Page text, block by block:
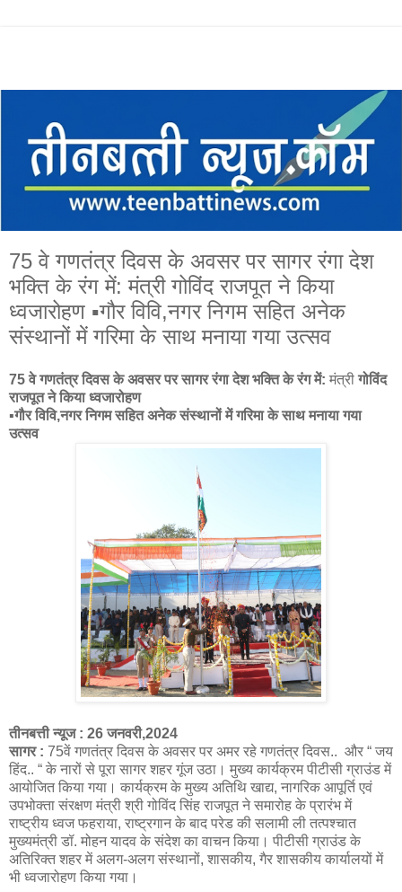
75 वे गणतंत्र दिवस के अवसर पर सागर रंगा देश
भक्ति के रंग में: मंत्री गोविंद राजपूत ने किया
ध्वजारोहण ▪️गौर विवि,नगर निगम सहित अनेक
संस्थानों में गरिमा के साथ मनाया गया उत्सव
75 वे गणतंत्र दिवस के अवसर पर सागर रंगा देश भक्ति के रंग में: मंत्रीगोविंद
राजपूत ने किया ध्वजारोहण
▪️गौर विवि,नगर निगम सहित अनेक संस्थानों में गरिमा के साथ मनाया गया
उत्सव
तीनबत्ती न्यूज : 26 जनवरी,2024
सागर : 75वें गणतंत्र दिवस के अवसर पर अमर रहे गणतंत्र दिवस.. और “ जय
हिंद.. “ के नारों से पूरा सागर शहर गूंज उठा। मुख्य कार्यक्रम पीटीसी ग्राउंड में
आयोजित किया गया। कार्यक्रम के मुख्य अतिथि खाद्य, नागरिक आपूर्ति एवं
उपभोक्ता संरक्षण मंत्री श्री गोविंद सिंह राजपूत ने समारोह के प्रारंभ में
राष्ट्रीय ध्वज फहराया, राष्ट्रगान के बाद परेड की सलामी ली तत्पश्चात
मुख्यमंत्री डॉ. मोहन यादव के संदेश का वाचन किया। पीटीसी ग्राउंड के
अतिरिक्त शहर में अलग-अलग संस्थानों, शासकीय, गैर शासकीय कार्यालयों में
भी ध्वजारोहण किया गया।